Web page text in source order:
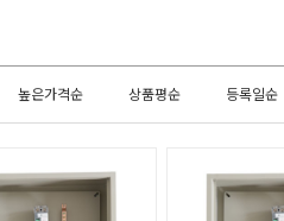
높은가격순 상품평순 등록일순